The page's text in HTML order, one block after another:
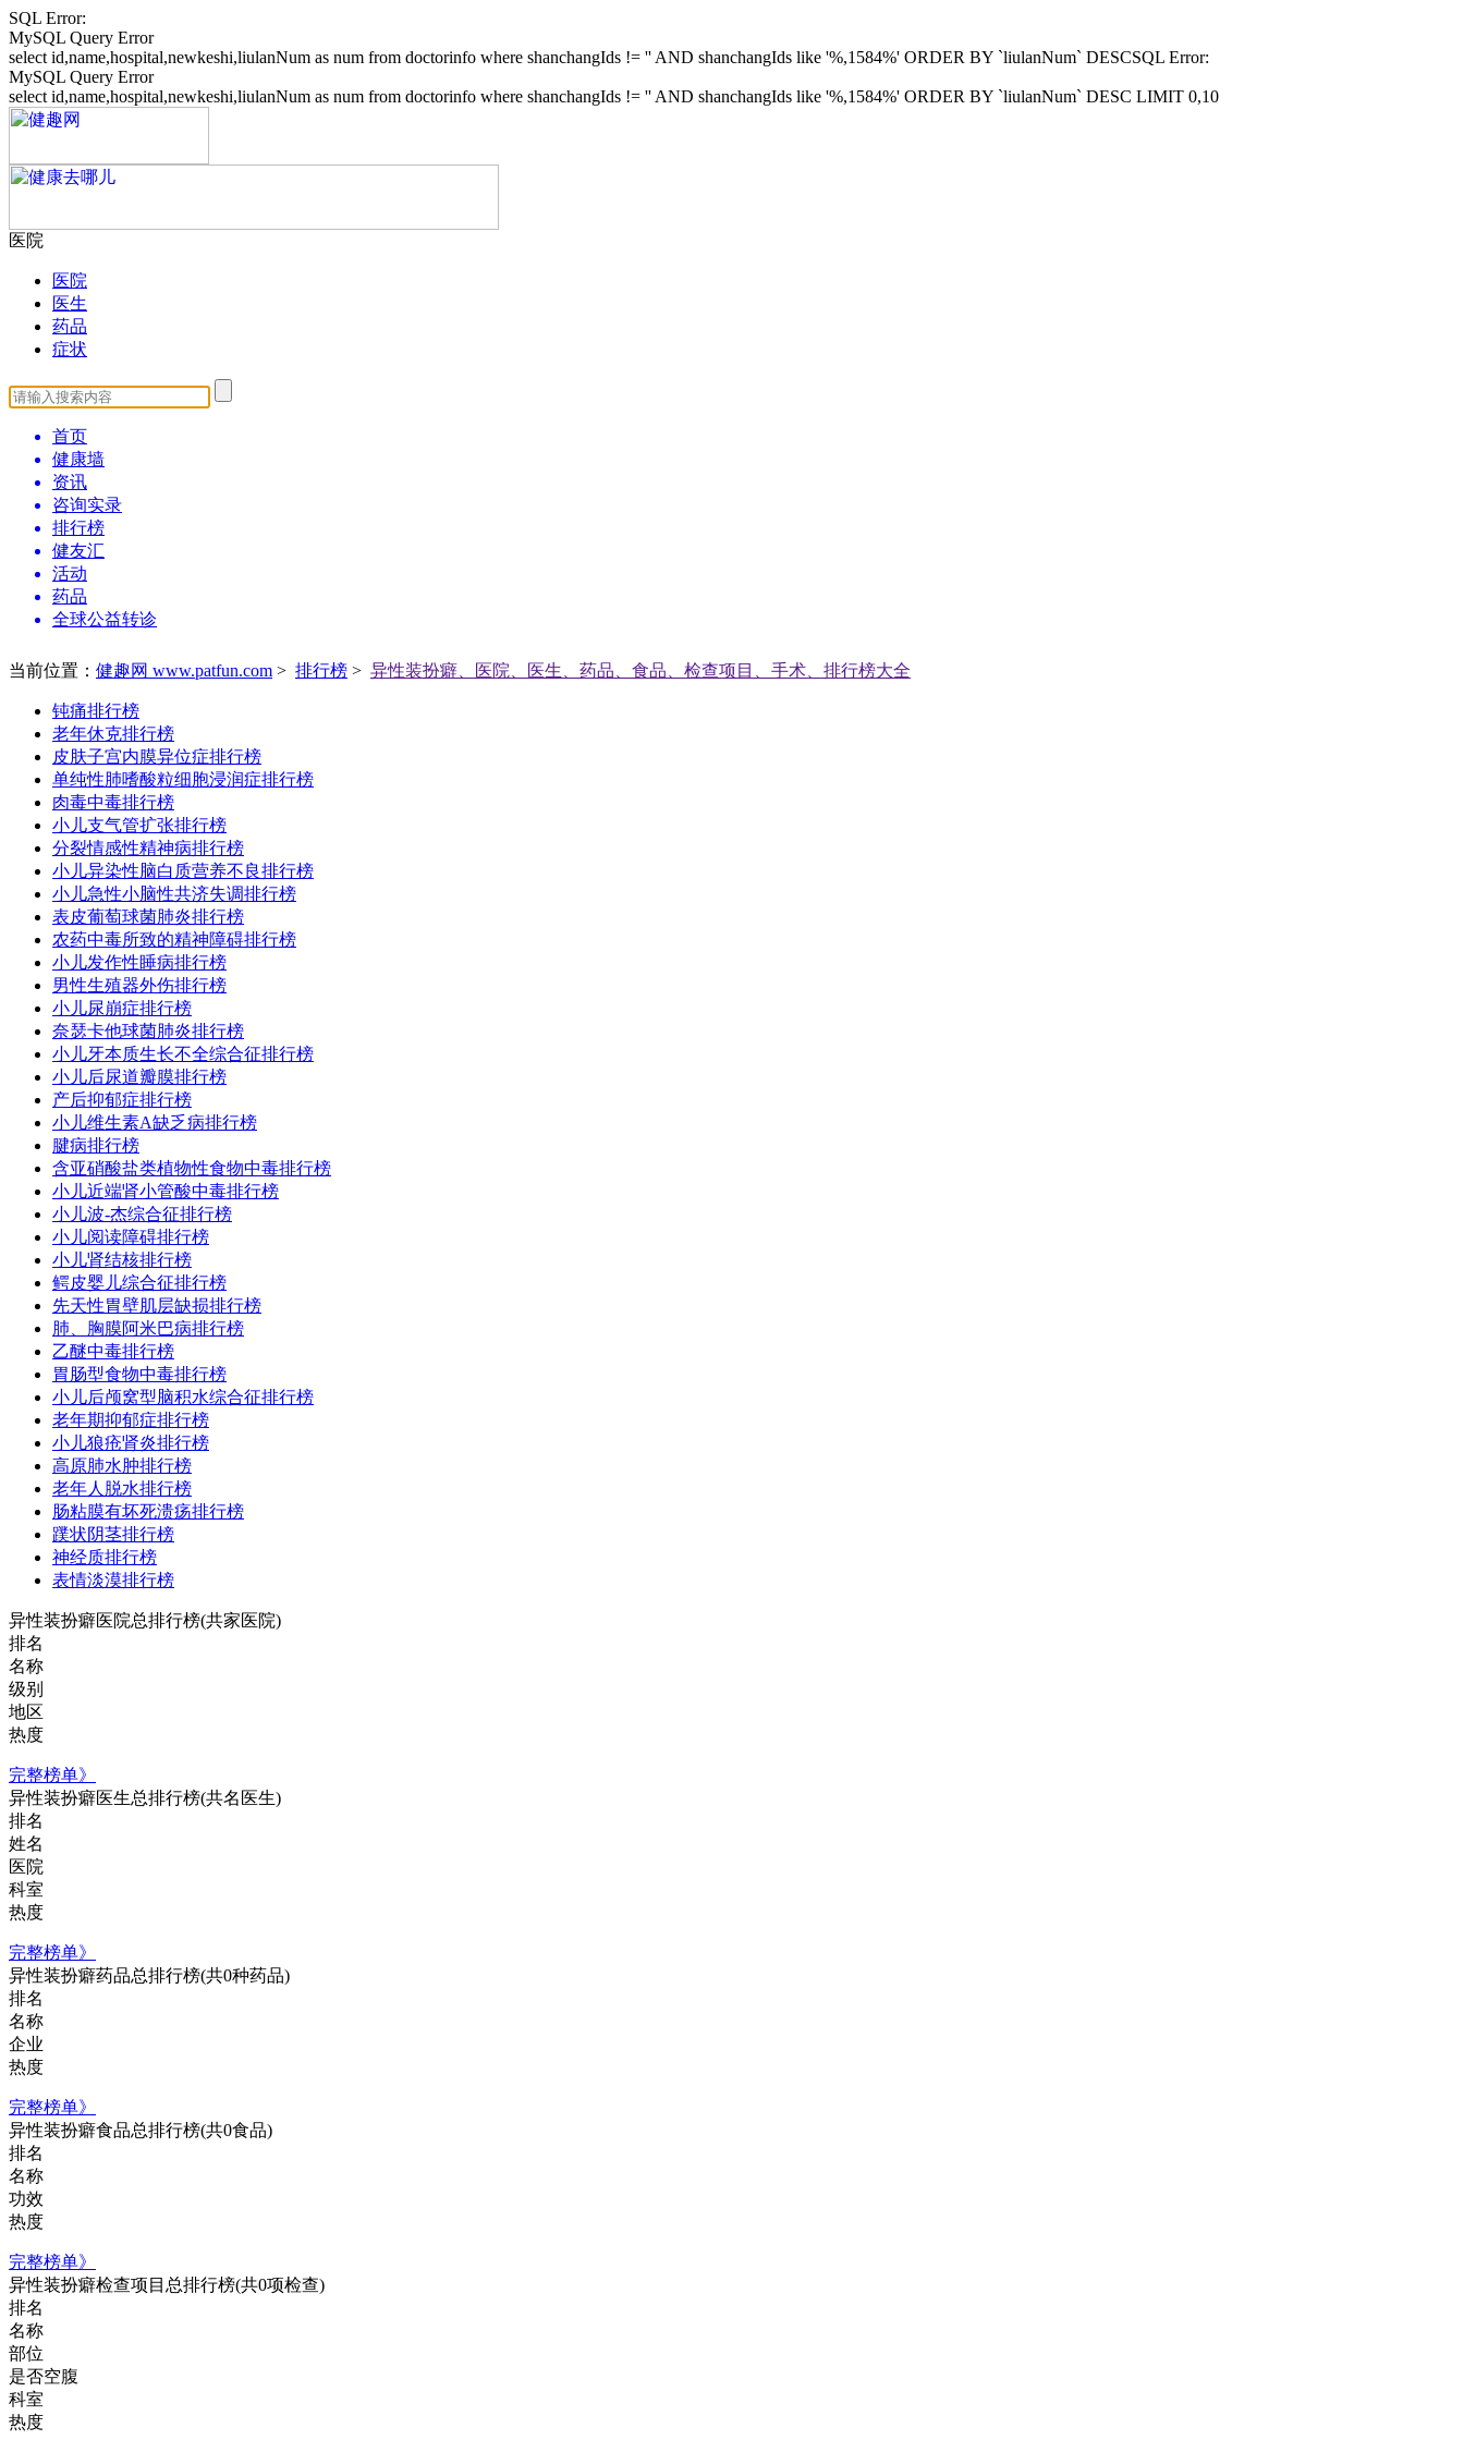
SQL Error:
MySQL Query Error
select id,name,hospital,newkeshi,liulanNum as num from doctorinfo where shanchangIds != '' AND shanchangIds like '%,1584%' ORDER BY `liulanNum` DESCSQL Error:
MySQL Query Error
select id,name,hospital,newkeshi,liulanNum as num from doctorinfo where shanchangIds != '' AND shanchangIds like '%,1584%' ORDER BY `liulanNum` DESC LIMIT 0,10
医院
医院
医生
药品
症状
首页
健康墙
资讯
咨询实录
排行榜
健友汇
活动
药品
全球公益转诊
当前位置： 健趣网 www.patfun.com > 排行榜 > 异性装扮癖、医院、医生、药品、食品、检查项目、手术、排行榜大全
钝痛排行榜
老年休克排行榜
皮肤子宫内膜异位症排行榜
单纯性肺嗜酸粒细胞浸润症排行榜
肉毒中毒排行榜
小儿支气管扩张排行榜
分裂情感性精神病排行榜
小儿异染性脑白质营养不良排行榜
小儿急性小脑性共济失调排行榜
表皮葡萄球菌肺炎排行榜
农药中毒所致的精神障碍排行榜
小儿发作性睡病排行榜
男性生殖器外伤排行榜
小儿尿崩症排行榜
奈瑟卡他球菌肺炎排行榜
小儿牙本质生长不全综合征排行榜
小儿后尿道瓣膜排行榜
产后抑郁症排行榜
小儿维生素A缺乏病排行榜
腱病排行榜
含亚硝酸盐类植物性食物中毒排行榜
小儿近端肾小管酸中毒排行榜
小儿波-杰综合征排行榜
小儿阅读障碍排行榜
小儿肾结核排行榜
鳄皮婴儿综合征排行榜
先天性胃壁肌层缺损排行榜
肺、胸膜阿米巴病排行榜
乙醚中毒排行榜
胃肠型食物中毒排行榜
小儿后颅窝型脑积水综合征排行榜
老年期抑郁症排行榜
小儿狼疮肾炎排行榜
高原肺水肿排行榜
老年人脱水排行榜
肠粘膜有坏死溃疡排行榜
蹼状阴茎排行榜
神经质排行榜
表情淡漠排行榜
异性装扮癖医院总排行榜(共家医院)
排名
名称
级别
地区
热度
完整榜单》
异性装扮癖医生总排行榜(共名医生)
排名
姓名
医院
科室
热度
完整榜单》
异性装扮癖药品总排行榜(共0种药品)
排名
名称
企业
热度
完整榜单》
异性装扮癖食品总排行榜(共0食品)
排名
名称
功效
热度
完整榜单》
异性装扮癖检查项目总排行榜(共0项检查)
排名
名称
部位
是否空腹
科室
热度